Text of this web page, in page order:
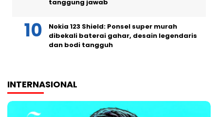
tanggung jawab
Nokia 123 Shield: Ponsel super murah
dibekali baterai gahar, desain legendaris
dan bodi tangguh
INTERNASIONAL